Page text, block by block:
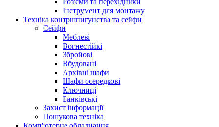
Роз'єми та перехідники
Інструмент для монтажу
Техніка контршпигунства та сейфи
Сейфи
Меблеві
Вогнестійкі
Збройові
Вбудовані
Архівні шафи
Шафи осередкові
Ключниці
Банківські
Захист інформації
Пошукова техніка
Комп'ютерне обладнання